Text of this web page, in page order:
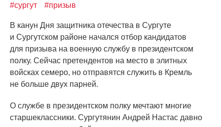
#сургут #призыв
В канун Дня защитника отечества в Сургуте
и Сургутском районе начался отбор кандидатов
для призыва на военную службу в президентском
полку. Сейчас претендентов на место в элитных
войсках семеро, но отправятся служить в Кремль
не больше двух парней.
О службе в президентском полку мечтают многие
старшеклассники. Сургутянин Андрей Настас давно